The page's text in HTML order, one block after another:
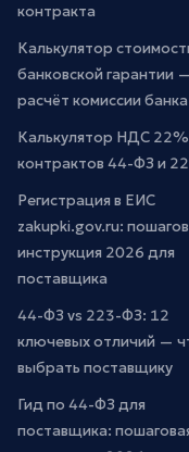
контракта
Калькулятор
банковской гарантии —
расчёт комиссии банка
Калькулятор НДС
контрактов 44-ФЗ и
Регистрация в ЕИС
zakupki.gov.ru:
инструкция 2026 для
поставщика
44-ФЗ vs 223-ФЗ: 12
ключевых отличий —
выбрать поставщику
Гид по 44-ФЗ для
поставщика: